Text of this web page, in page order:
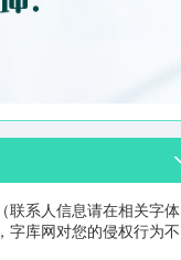
联系人信息请在相关字体
字库网对您的侵权行为不